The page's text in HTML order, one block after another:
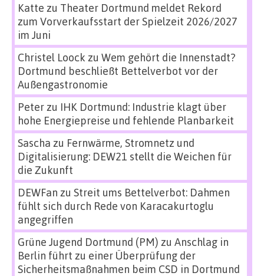
Katte zu Theater Dortmund meldet Rekord
zum Vorverkaufsstart der Spielzeit 2026/2027
im Juni
Christel Loock zu Wem gehört die Innenstadt?
Dortmund beschließt Bettelverbot vor der
Außengastronomie
Peterzu IHK Dortmund: Industrie klagt über
hohe Energiepreise und fehlende Planbarkeit
Sascha zu Fernwärme, Stromnetz und
Digitalisierung: DEW21 stellt die Weichen für
die Zukunft
DEWFan zu Streit ums Bettelverbot: Dahmen
fühlt sich durch Rede von Karacakurtoglu
angegriffen
Grüne Jugend Dortmund (PM) zu Anschlag in
Berlin führt zu einer Überprüfung der
Sicherheitsmaßnahmen beim CSD in Dortmund